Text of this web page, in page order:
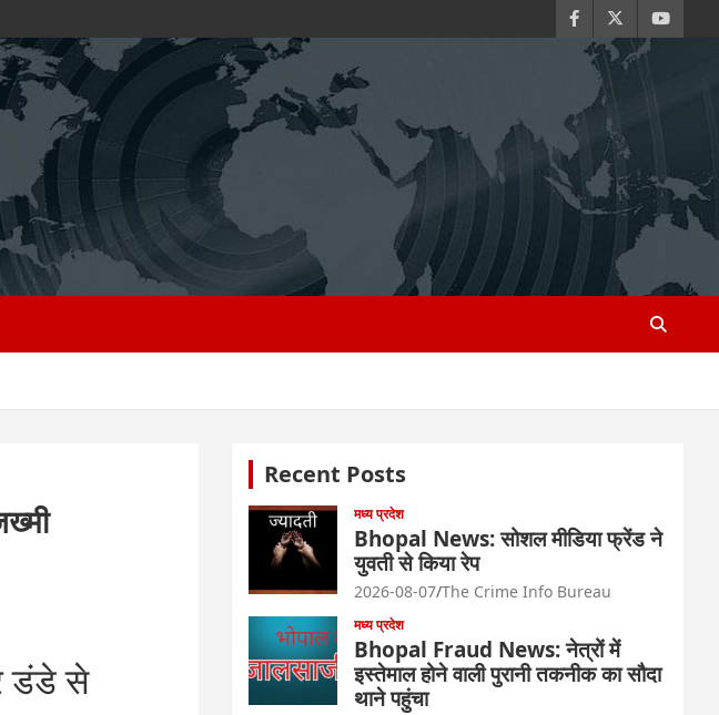
डंडे से
Recent Posts
मध्य प्रदेश
Bhopal News: सोशल मीडिया फ्रेंड ने
युवती से किया रेप
2026-08-07 The Crime Info Bureau
मध्य प्रदेश
Bhopal Fraud News: नेत्रों में
इस्तेमाल होने वाली पुरानी तकनीक का सौदा
थाने पहुंचा